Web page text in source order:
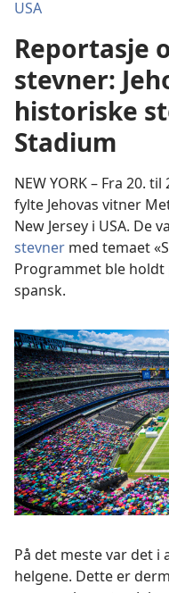
USA
Reportasje
stevner:
historiske
Stadium
NEW YORK – Fra 20.
fylte Jehovas vitner
New Jersey i USA. De
stevner med temaet
Programmet ble holdt
spansk.
På det meste var det i
helgene. Dette er